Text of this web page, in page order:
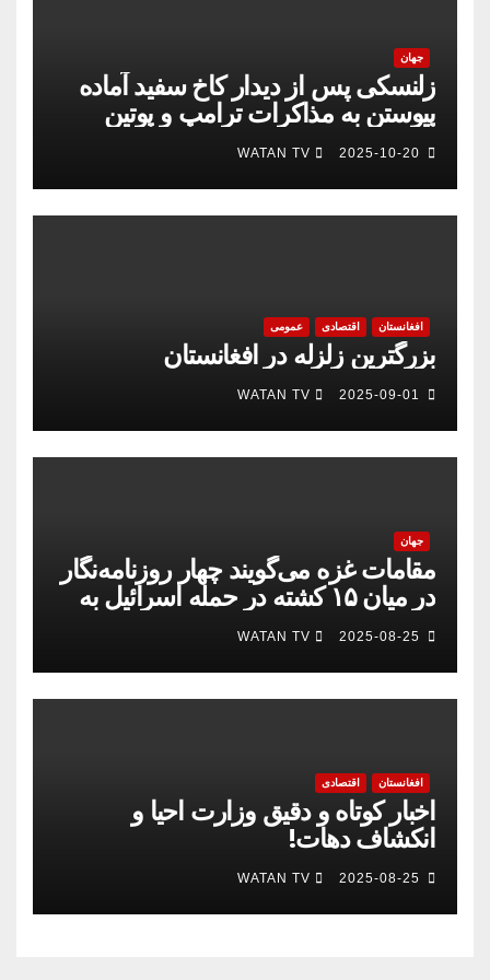
جهان
زلنسکی پس از دیدار کاخ سفید آماده
پیوستن به مذاکرات ترامپ و پوتین
است
2025-10-20
WATAN TV
افغانستان اقتصادی عمومی
بزرگترین زلزله در افغانستان
2025-09-01
WATAN TV
جهان
مقامات غزه می‌گویند چهار روزنامه‌نگار
در میان ۱۵ کشته در حمله اسرائیل به
بیمارستان
2025-08-25
WATAN TV
افغانستان اقتصادی
اخبار کوتاه و دقیق وزارت احیا و
انکشاف دهات!
2025-08-25
WATAN TV